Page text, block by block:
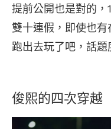
提前公開也是對的，
雙十連假，即使也
跑出去玩了吧，話題
俊熙的四次穿越